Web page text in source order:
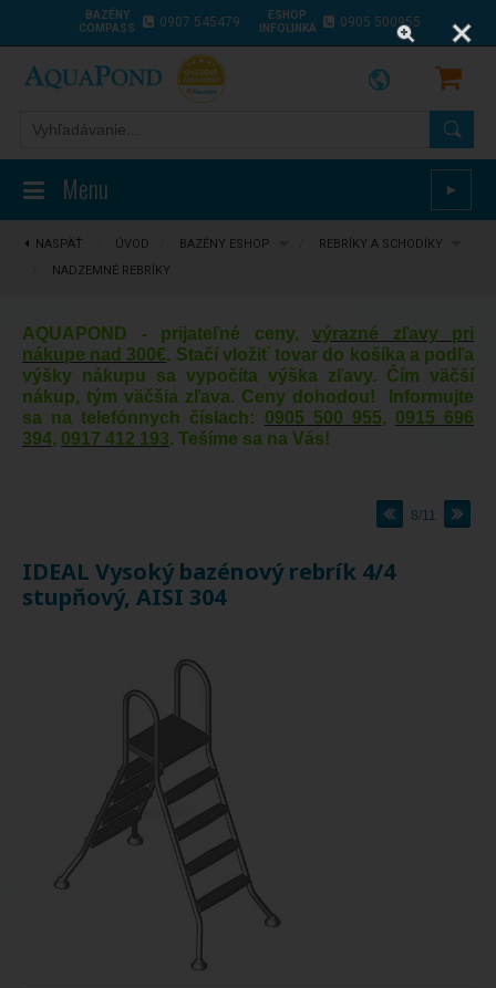
BAZÉNY
COMPASS
0907 545479
ESHOP
INFOLINKA
0905 500955
Menu ►
NASPÄŤ ÚVOD BAZÉNY ESHOP
REBRÍKY A SCHODÍKY
NADZEMNÉ REBRÍKY
AQUAPOND - prijateľné ceny, výrazné zľavy pri
nákupe nad 300€. Stačí vložiť tovar do košíka a podľa
výšky nákupu sa vypočíta výška zľavy. Čím väčší
nákup, tým väčšia zľava. Ceny dohodou! Informujte
sa na telefónnych číslach: 0905 500 955, 0915 696
394, 0917 412 193. Tešíme sa na Vás!
8/11
IDEAL Vysoký bazénový rebrík 4/4
stupňový, AISI 304